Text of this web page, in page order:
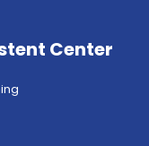
Center